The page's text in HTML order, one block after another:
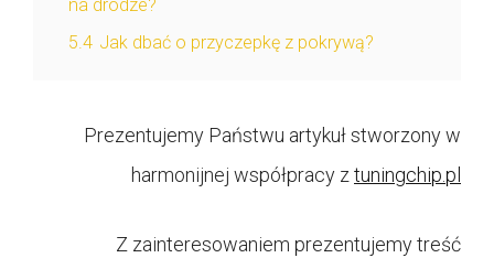
na drodze?
5.4 Jak dbać o przyczepkę z pokrywą?
Prezentujemy Państwu artykuł stworzony w
harmonijnej współpracy z tuningchip.pl
Z zainteresowaniem prezentujemy treść